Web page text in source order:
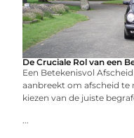
De Cruciale Rol van een
Een Betekenisvol
aanbreekt om afscheid te
kiezen van de juiste
...